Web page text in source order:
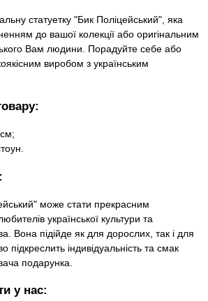
статуетку "Бик Поліцейський", яка
до вашої колекції або оригінальним
Вам людини. Порадуйте себе або
виробом з українським
може стати прекрасним
української культури та
Вона підійде як для дорослих, так і для
підкреслить індивідуальність та смак
подарунка.
у нас: